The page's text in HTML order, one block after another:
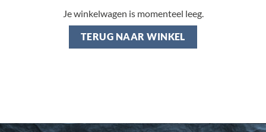
Je winkelwagen is momenteel leeg.
TERUG NAAR WINKEL